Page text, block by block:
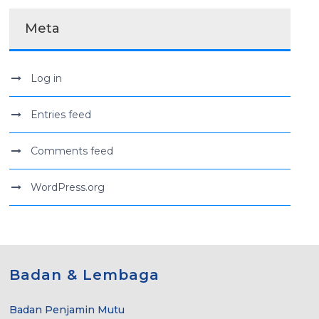
Meta
Log in
Entries feed
Comments feed
WordPress.org
Badan & Lembaga
Badan Penjamin Mutu